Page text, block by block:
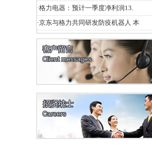
·格力电器：预计一季度净利润13.
·京东与格力共同研发防疫机器人 本